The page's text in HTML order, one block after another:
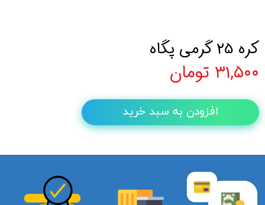
کره 25 گرمی پگاه
۳۱,۵۰۰ تومان
افزودن به سبد خرید